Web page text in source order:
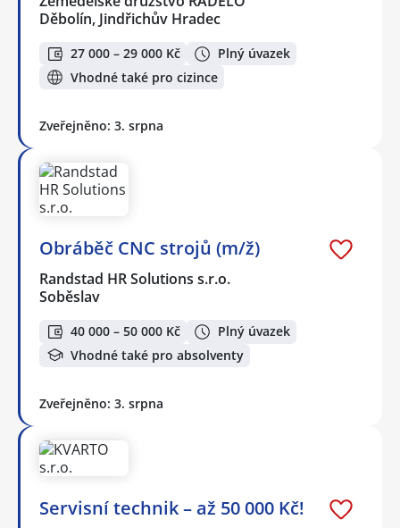
Děbolín, Jindřichův Hradec
27 000 – 29 000 Kč
Plný úvazek
Vhodné také pro cizince
Zveřejněno: 3. srpna
Obráběč CNC strojů (m/ž)
Randstad HR Solutions s.r.o.
Soběslav
40 000 – 50 000 Kč
Plný úvazek
Vhodné také pro absolventy
Zveřejněno: 3. srpna
Servisní technik – až 50 000 Kč!